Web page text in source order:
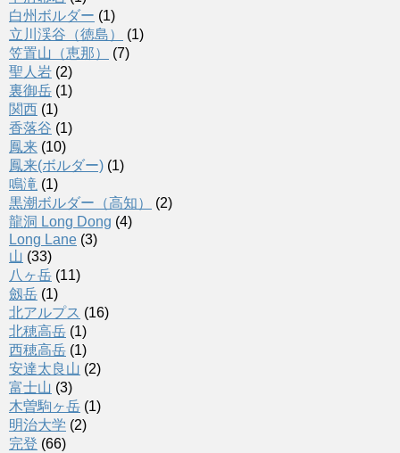
白州ボルダー (1)
立川渓谷（徳島）
(1)
笠置山（恵那）
(7)
聖人岩 (2)
裏御岳 (1)
関西 (1)
香落谷 (1)
鳳来 (10)
鳳来(ボルダー) (1)
鳴滝 (1)
黒潮ボルダー（高知）
(2)
龍洞 Long Dong (4)
Long Lane (3)
山 (33)
八ヶ岳 (11)
劔岳 (1)
北アルプス (16)
北穂高岳 (1)
西穂高岳 (1)
安達太良山 (2)
富士山 (3)
木曽駒ヶ岳 (1)
明治大学 (2)
完登 (66)